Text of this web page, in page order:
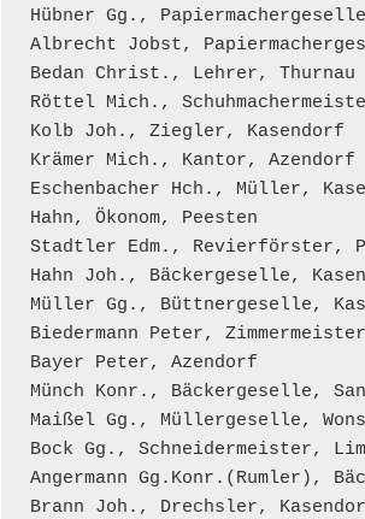
Hübner Gg.,
Albrecht Jobst,
Bedan Christ., Lehrer, Thurnau
Röttel Mich.,
Kolb Joh., Ziegler, Kasendorf
Krämer Mich., Kantor, Azendorf
Eschenbacher Hch., Müller,
Hahn, Ökonom, Peesten
Stadtler Edm., Revierförster,
Hahn Joh., Bäckergeselle,
Müller Gg., Büttnergeselle,
Biedermann Peter,
Bayer Peter, Azendorf
Münch Konr., Bäckergeselle,
Maißel Gg., Müllergeselle,
Bock Gg., Schneidermeister,
Angermann Gg.Konr.(Rumler),
Brann Joh., Drechsler,